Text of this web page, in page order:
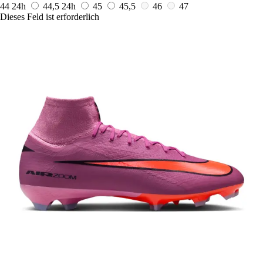
44 24h 44,5 24h 45 45,5 46
47
Dieses Feld ist erforderlich